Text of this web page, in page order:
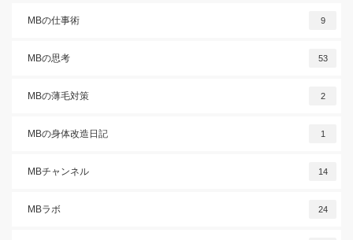
MBの仕事術 9
MBの思考 53
MBの薄毛対策 2
MBの身体改造日記 1
MBチャンネル 14
MBラボ 24